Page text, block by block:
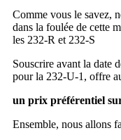
Comme vous le savez,
dans la foulée de cette
les 232-R et 232-S
Souscrire avant la date
pour la 232-U-1, offre
un prix préférentiel
Ensemble, nous allons